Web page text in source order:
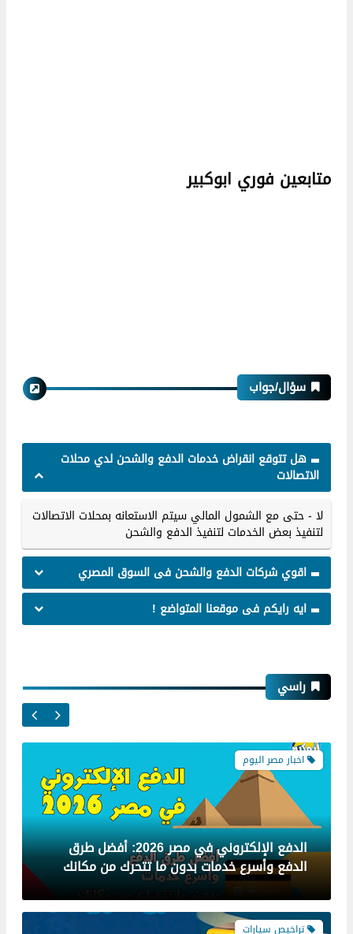
متابعين فوري ابوكبير
سؤال/جواب
هل تتوقع انقراض خدمات الدفع والشحن لدي محلات
الاتصالات
لا - حتى مع الشمول المالي سيتم الاستعانه بمحلات الاتصالات
لتنفيذ بعض الخدمات لتنفيذ الدفع والشحن
اقوي شركات الدفع والشحن فى السوق المصري
ايه رايكم فى موقعنا المتواضع !
راسي
اخبار مصر اليوم
الدفع الإلكتروني في مصر 2026: أفضل طرق
الدفع وأسرع خدمات بدون ما تتحرك من مكانك
تراخيص سيارات